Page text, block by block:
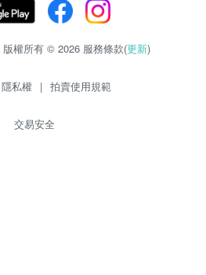
版權所有 © 2026 服務條款(更新)
隱私權 | 拍賣使用規範
交易安全